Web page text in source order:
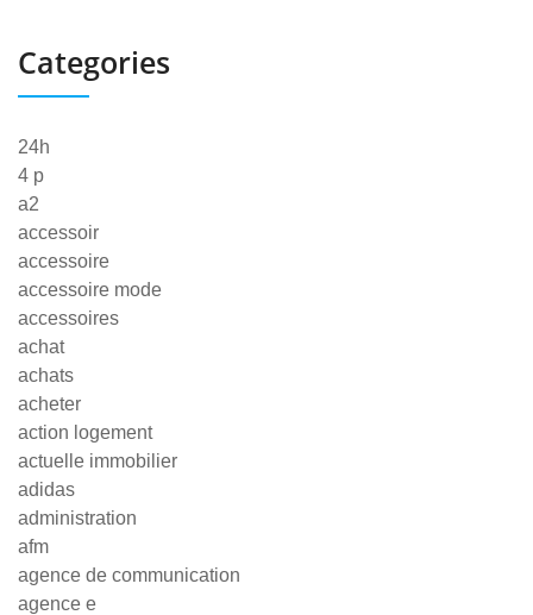
Categories
24h
4 p
a2
accessoir
accessoire
accessoire mode
accessoires
achat
achats
acheter
action logement
actuelle immobilier
adidas
administration
afm
agence de communication
agence e